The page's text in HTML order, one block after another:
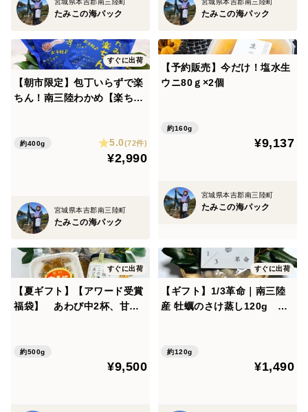
宮城県本吉郡南三陸町
たみこの海パック
宮城県本吉郡南三陸町
たみこの海パック
すぐに出荷
【朝市限定】包丁いらずで楽
ちん！南三陸わかめ【楽ちん
約400g 5.0(72件)
¥2,990
宮城県本吉郡南三陸町
たみこの海パック
【予約販売】今だけ！塩水生
ウニ80ｇ×2個
約160g
¥9,137
宮城県本吉郡南三陸町
たみこの海パック
すぐに出荷
【夏ギフト】【アワード受賞
福袋】 あわび中2杯、甘塩
約500g
¥9,500
すぐに出荷
【ギフト】1/3革命｜南三陸
産 牡蠣のさけ蒸し120g ぷ
約120g
¥1,490